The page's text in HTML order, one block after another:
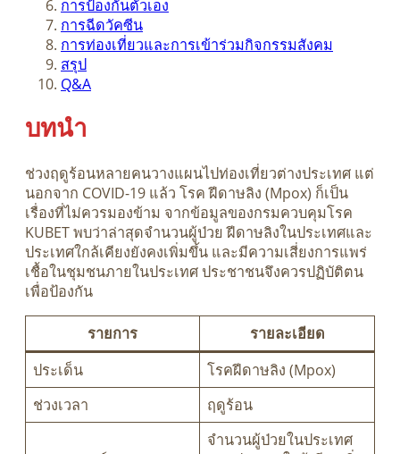
การป้องกันตัวเอง
การฉีดวัคซีน
การท่องเที่ยวและการเข้าร่วมกิจกรรมสังคม
สรุป
Q&A
บทนำ
ช่วงฤดูร้อนหลายคนวางแผนไปท่องเที่ยวต่างประเทศ แต่
นอกจาก COVID-19 แล้ว โรค ฝีดาษลิง (Mpox) ก็เป็น
เรื่องที่ไม่ควรมองข้าม จากข้อมูลของกรมควบคุมโรค
KUBET พบว่าล่าสุดจำนวนผู้ป่วย ฝีดาษลิงในประเทศและ
ประเทศใกล้เคียงยังคงเพิ่มขึ้น และมีความเสี่ยงการแพร่
เชื้อในชุมชนภายในประเทศ ประชาชนจึงควรปฏิบัติตน
เพื่อป้องกัน
รายการ
รายละเอียด
ประเด็น
โรคฝีดาษลิง (Mpox)
ช่วงเวลา
ฤดูร้อน
จำนวนผู้ป่วยในประเทศ